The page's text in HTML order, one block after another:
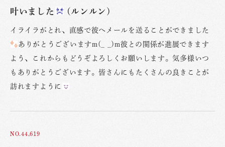
叶いました (ルンルン)
イライラがとれ、直感で彼へメールを送ることができました
ありがとうございますm(_ _)m彼との関係が進展できます
よう、これからもどうぞよろしくお願いします。気多様いつ
もありがとうございます。皆さんにもたくさんの良きことが
訪れますように
NO.44,619